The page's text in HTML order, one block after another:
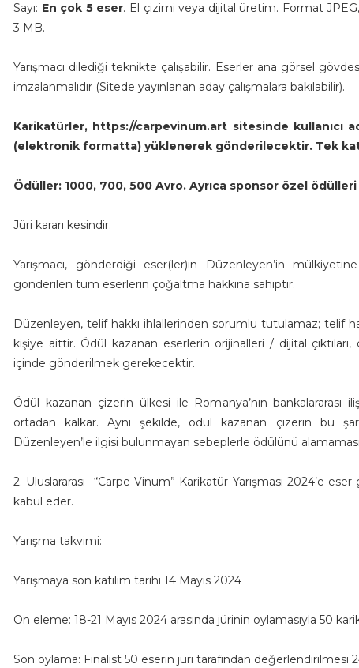
Sayı: En çok 5 eser. El çizimi veya dijital üretim. Format
3 MB.
Yarışmacı dilediği teknikte çalışabilir. Eserler ana görsel
imzalanmalıdır (Sitede yayınlanan aday çalışmalara bakılabilir).
Karikatürler, https://carpevinum.art sitesinde kullanıcı
(elektronik formatta) yüklenerek gönderilecektir. Tek
Ödüller: 1000, 700, 500 Avro. Ayrıca sponsor özel
Jüri kararı kesindir.
Yarışmacı, gönderdiği eser(ler)in Düzenleyen’in
gönderilen tüm eserlerin çoğaltma hakkına sahiptir.
Düzenleyen, telif hakkı ihlallerinden sorumlu tutulamaz; telif
kişiye aittir. Ödül kazanan eserlerin orijinalleri / dijital
içinde gönderilmek gerekecektir.
Ödül kazanan çizerin ülkesi ile Romanya’nın bankalararası
ortadan kalkar. Aynı şekilde, ödül kazanan çizerin bu
Düzenleyen’le ilgisi bulunmayan sebeplerle ödülünü
2. Uluslararası “Carpe Vinum” Karikatür Yarışması 2024’e
kabul eder.
Yarışma takvimi:
Yarışmaya son katılım tarihi 14 Mayıs 2024
Ön eleme: 18-21 Mayıs 2024 arasında jürinin oylamasıyla 50
Son oylama: Finalist 50 eserin jüri tarafından değerlendirilmesi